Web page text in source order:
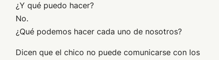
¿Y qué puedo hacer?
No.
¿Qué podemos hacer cada uno de nosotros?
Dicen que el chico no puede comunicarse con los